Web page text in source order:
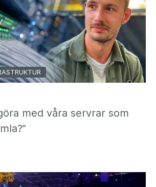
med våra servrar som